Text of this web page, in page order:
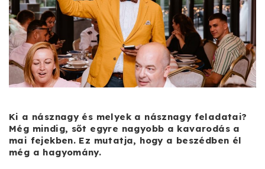
Ki a násznagy és melyek a násznagy feladatai?
Még mindig, sőt egyre nagyobb a kavarodás a
mai fejekben. Ez mutatja, hogy a beszédben él
még a hagyomány.